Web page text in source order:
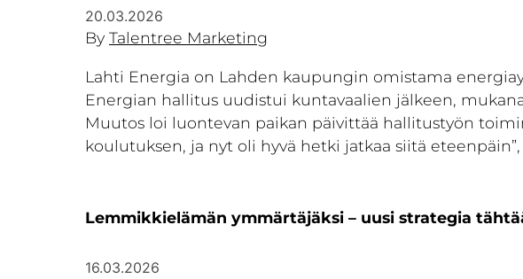
20.03.2026
By Talentree Marketing
Lahti Energia on Lahden kaupungin omistama
Energian hallitus uudistui kuntavaalien jälkeen,
Muutos loi luontevan paikan päivittää hallitustyön
koulutuksen, ja nyt oli hyvä hetki jatkaa siitä
Lemmikkielämän ymmärtäjäksi – uusi strategia
16.03.2026